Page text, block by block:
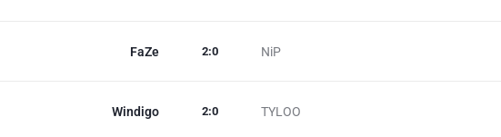
FaZe NiP
2:0
Windigo TYLOO
2:0